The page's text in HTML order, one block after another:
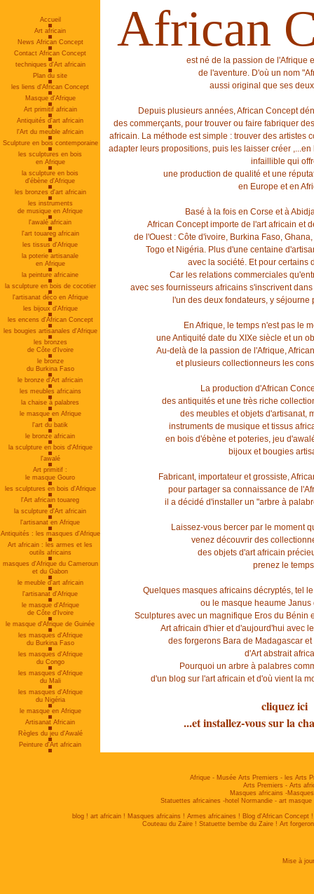
Accueil
Art africain
News African Concept
Contact African Concept
techniques d'Art africain
Plan du site
les liens d'African Concept
Masque d'Afrique
Art primitif africain
Antiquités d'art africain
l'Art du meuble africain
Sculpture en bois contemporaine
les sculptures en bois
en Afrique
la sculpture en bois
d'ébène d'Afrique
les bronzes d'art africain
les instruments
de musique en Afrique
l'awalé africain
l'art touareg africain
les tissus d'Afrique
la poterie artisanale
en Afrique
la peinture africaine
la sculpture en bois de cocotier
l'artisanat déco en Afrique
les bijoux d'Afrique
les encens d'African Concept
les bougies artisanales d'Afrique
les bronzes
de Côte d'Ivoire
le bronze
du Burkina Faso
le bronze d'Art africain
les meubles africains
la chaise à palabres
le masque en Afrique
l'art du batik
le bronze africain
la sculpture en bois d'Afrique
l'awalé
Art primitif :
le masque Gouro
les sculptures en bois d'Afrique
l'Art africain touareg
la sculpture d'Art africain
l'artisanat en Afrique
Antiquités : les masques d'Afrique
Art africain : les armes et les
outils africains
masques d'Afrique du Cameroun
et du Gabon
le meuble d'art africain
l'artisanat d'Afrique
le masque d'Afrique
de Côte d'Ivoire
le masque d'Afrique de Guinée
les masques d'Afrique
du Burkina Faso
les masques d'Afrique
du Congo
les masques d'Afrique
du Mali
les masques d'Afrique
du Nigéria
le masque en Afrique
Artisanat Africain
Règles du jeu d'Awalé
Peinture d'Art africain
African
est né de la passion de l'Afrique
de l'aventure. D'où un nom
aussi original que ses
Depuis plusieurs années, African Concept
des commerçants, pour trouver ou faire fabriquer
africain. La méthode est simple : trouver des artistes
adapter leurs propositions, puis les laisser créer
infaillible qui
une production de qualité et une
en Europe et en
Basé à la fois en Corse et à
African Concept importe de l'art africain et
de l'Ouest : Côte d'ivoire, Burkina Faso,
Togo et Nigéria. Plus d'une centaine
avec la société. Et pour certains
Car les relations commerciales
avec ses fournisseurs africains s'inscrivent
l'un des deux fondateurs, y
En Afrique, le temps n'est pas le
une Antiquité date du XIXe siècle et un
Au-delà de la passion de l'Afrique,
et plusieurs collectionneurs les
La production d'African
des antiquités et une très riche
des meubles et objets d'artisanat,
instruments de musique et tissus
en bois d'ébène et poteries, jeu
bijoux et bougies
Fabricant, importateur et grossiste,
pour partager sa connaissance de
il a décidé d'installer un "arbre à
Laissez-vous bercer par le moment
venez découvrir des
des objets d'art africain
prenez le
Quelques masques africains décryptés, tel
ou le masque heaume Janus
Sculptures avec un magnifique Eros du Bénin
Art africain d'hier et d'aujourd'hui avec
des forgerons Bara de Madagascaret
d'Art abstrait
Pourquoi un arbre à palabres
d'un blog sur l'art africain et d'où vient la
cliquez ici
...et installez-vous sur la
Afrique - Musée Arts Premiers - les Arts
Arts Premiers - Arts
Masques africains -
Statuettes africaines -hotel Normandie - art masque
blog! art africain! Masques africains ! Armes africaines ! Blog d'African Concept
Couteau du Zaire! Statuette bembe du Zaire! Art
Mise à